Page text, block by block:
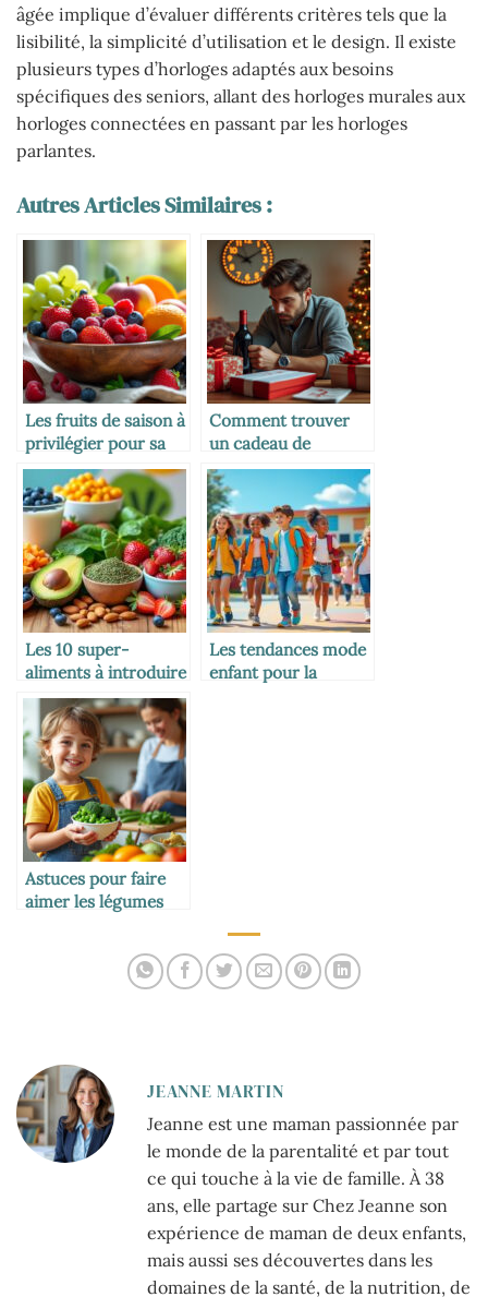
âgée implique d’évaluer différents critères tels que la
lisibilité, la simplicité d’utilisation et le design. Il existe
plusieurs types d’horloges adaptés aux besoins
spécifiques des seniors, allant des horloges murales aux
horloges connectées en passant par les horloges
parlantes.
Autres Articles Similaires :
Les fruits de saison à
privilégier pour sa
famille
Comment trouver
un cadeau de
dernière minute
efficace
Les 10 super-
aliments à introduire
dans l’alimentation
des enfants
Les tendances mode
enfant pour la
Astuces pour faire
aimer les légumes
JEANNE MARTIN
Jeanne est une maman passionnée par
le monde de la parentalité et par tout
ce qui touche à la vie de famille. À 38
ans, elle partage sur Chez Jeanne son
expérience de maman de deux enfants,
mais aussi ses découvertes dans les
domaines de la santé, de la nutrition, de